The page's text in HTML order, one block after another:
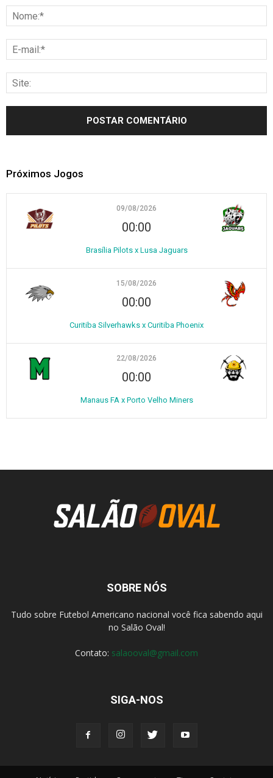
Próximos Jogos
09/08/2026
00:00
Brasília Pilots x Lusa Jaguars
15/08/2026
00:00
Curitiba Silverhawks x Curitiba Phoenix
22/08/2026
00:00
Manaus FA x Porto Velho Miners
SOBRE NÓS
Tudo sobre Futebol Americano nacional você fica sabendo aqui
no Salão Oval!
Contato: salaooval@gmail.com
SIGA-NOS